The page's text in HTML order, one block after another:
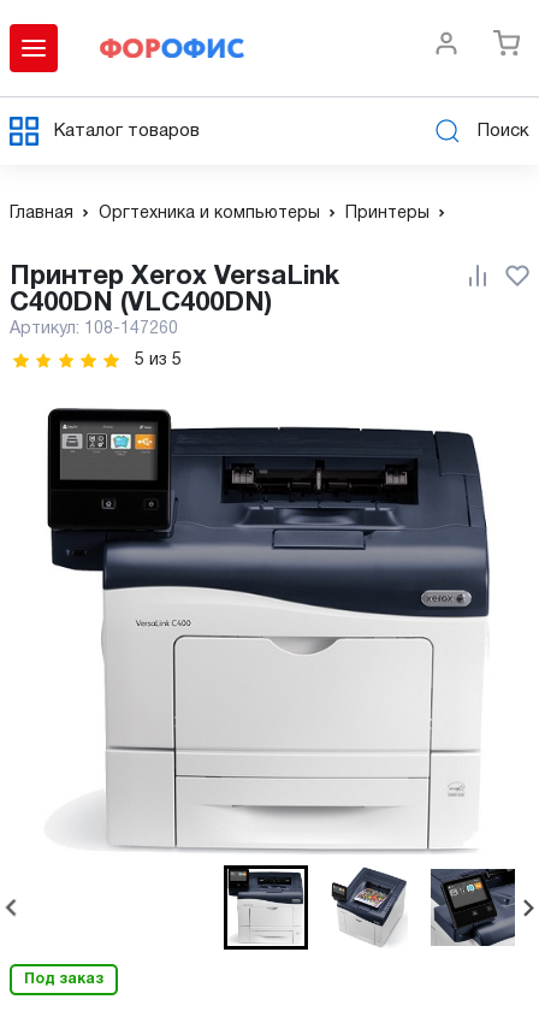
Каталог товаров Поиск
Главная Оргтехника и компьютеры Принтеры
C400DN (VLC400DN)
Артикул: 108-147260
5 из 5
Под заказ